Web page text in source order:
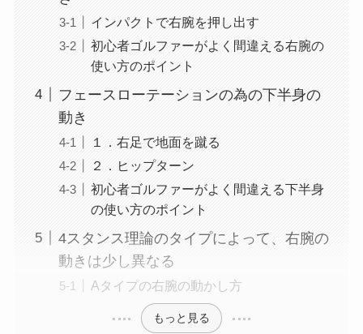
インパクトで右腕を押し出す
初心者ゴルファーがよく間違える右腕の
使い方のポイント
フェースローテーションの為の下半身の
動き
１．右足で地面を蹴る
２．ヒップターン
初心者ゴルファーがよく間違える下半身
の使い方のポイント
4スタンス理論のタイプによって、右腕の
動きは少し異なる
Aタイプの右腕の動かし方
もっと見る